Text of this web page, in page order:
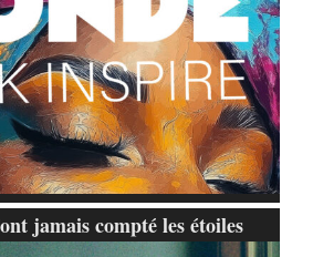
jamais compté les étoiles